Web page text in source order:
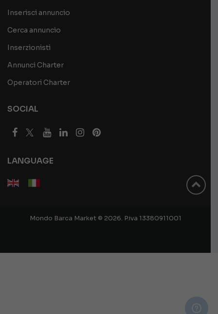
Inserisci annuncio
Cerca annuncio
Inserzionisti
Annunci Charter
Operatori Charter
SOCIAL
LANGUAGE
Mondo Barca Market © 2026. P.iva 13380911001